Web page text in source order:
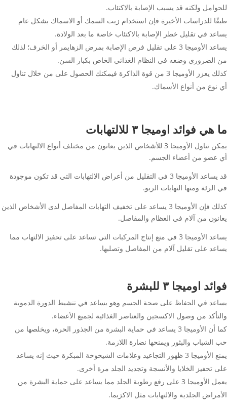
للحوامل ولكنه قد يسبب الإصابة بالاكتئاب.
طبقًا للدراسات الأخيرة فإن استخدام زيت السمك أو الاسماك بشكل عام
يساعد في تقليل خطر الإصابة بالاكتئاب خاصة ما بعد الولادة.
يساعد الأوميجا 3 على تقليل فرص الإصابة بمرض الزهايمر أو الخرف؛ لذلك
من الضروري وضعه في النظام الغذائي الخاص بكبار السن.
كذلك يعزز الأوميجا 3 من قوة الذاكرة فيمكنك الحصول على من خلال تناول
أي نوع من أنواع الأسماك.
ما هي فوائد اوميجا ٣ للالتهابات
يمكن تناول الأوميجا 3 للأشخاص الذين يعانون من مختلف أنواع الالتهابات في
أي عضو من أعضاء الجسم.
قد يساعد الأوميجا 3 في التقليل من أعراض الالتهابات التي قد تكون موجودة
في الرئة ومنها التهابات الربو.
كذلك فإن الأوميجا 3 يساعد على تخفيف التهابات المفاصل لدى الأشخاص الذين
يعانون من آلام في العظام والمفاصل.
يساعد الأوميجا 3 في منع إنتاج المركبات التي تساعد على تحفيز الالتهاب مما
يساعد على تقليل آلام من المفاصل وتصلبها.
فوائد اوميجا ٣ للبشرة
يساعد في الحفاظ على صحة الجسم وهو يساعد في تنشيط الدورة الدموية
والتأكد من وصول الاكسجين والعناصر الغذائية لجميع الأعضاء.
كما أن الأوميجا 3 يساعد في حماية البشرة من الجذور الحرة، ويخلصها من
حب الشباب والبثور ويمنحها نضارة اللازمة.
يمنع الأوميجا 3 ظهور التجاعيد وعلامات الشيخوخة المبكرة حيث إنه يساعد
على تحفيز الخلايا والأنسجة وتجديد الجلد مرة أخرى.
يعمل الأوميجا 3 على رفع رطوبة الجلد مما يساعد على حماية البشرة من
الأمراض الجلدية والالتهابات مثل الاكزيما.